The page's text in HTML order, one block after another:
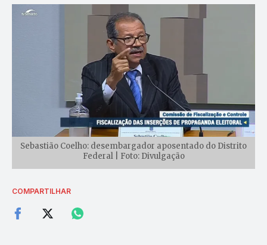
Sebastião Coelho: desembargador aposentado do Distrito
Federal | Foto: Divulgação
COMPARTILHAR